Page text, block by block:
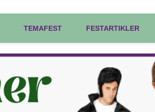
TEMAFEST FESTARTIKLER